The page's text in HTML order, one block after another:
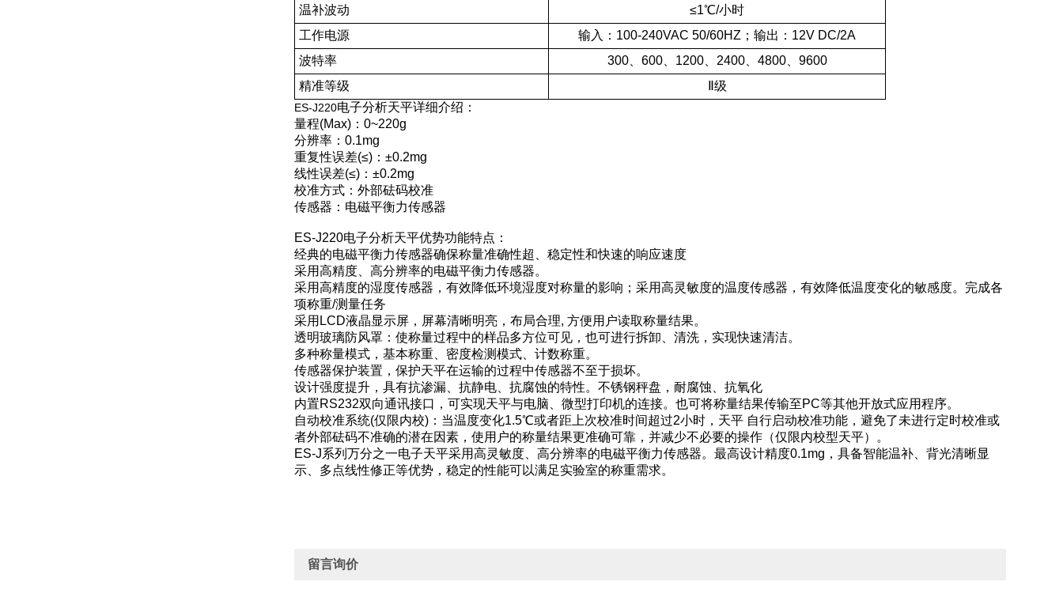
温补波动
≤1℃/小时
工作电源
输入：100-240VAC 50/60HZ；输出：12V DC/2A
波特率
300、600、1200、2400、4800、9600
精准等级
Ⅱ级
ES-J220电子分析天平详细介绍：
量程(Max)：0~220g
分辨率：0.1mg
重复性误差(≤)：±0.2mg
线性误差(≤)：±0.2mg
校准方式：外部砝码校准
传感器：电磁平衡力传感器
ES-J220电子分析天平优势功能特点：
经典的电磁平衡力传感器确保称量准确性超、稳定性和快速的响应速度
采用高精度、高分辨率的电磁平衡力传感器。
采用高精度的湿度传感器，有效降低环境湿度对称量的影响；采用高灵敏度的温度传感器，有效降低温度变化的敏感度。完成各
项称重/测量任务
采用LCD液晶显示屏，屏幕清晰明亮，布局合理, 方便用户读取称量结果。
透明玻璃防风罩：使称量过程中的样品多方位可见，也可进行拆卸、清洗，实现快速清洁。
多种称量模式，基本称重、密度检测模式、计数称重。
传感器保护装置，保护天平在运输的过程中传感器不至于损坏。
设计强度提升，具有抗渗漏、抗静电、抗腐蚀的特性。不锈钢秤盘，耐腐蚀、抗氧化
内置RS232双向通讯接口，可实现天平与电脑、微型打印机的连接。也可将称量结果传输至PC等其他开放式应用程序。
自动校准系统(仅限内校)：当温度变化1.5℃或者距上次校准时间超过2小时，天平 自行启动校准功能，避免了未进行定时校准或
者外部砝码不准确的潜在因素，使用户的称量结果更准确可靠，并减少不必要的操作（仅限内校型天平）。
ES-J系列万分之一电子天平采用高灵敏度、高分辨率的电磁平衡力传感器。最高设计精度0.1mg，具备智能温补、背光清晰显
示、多点线性修正等优势，稳定的性能可以满足实验室的称重需求。
留言询价